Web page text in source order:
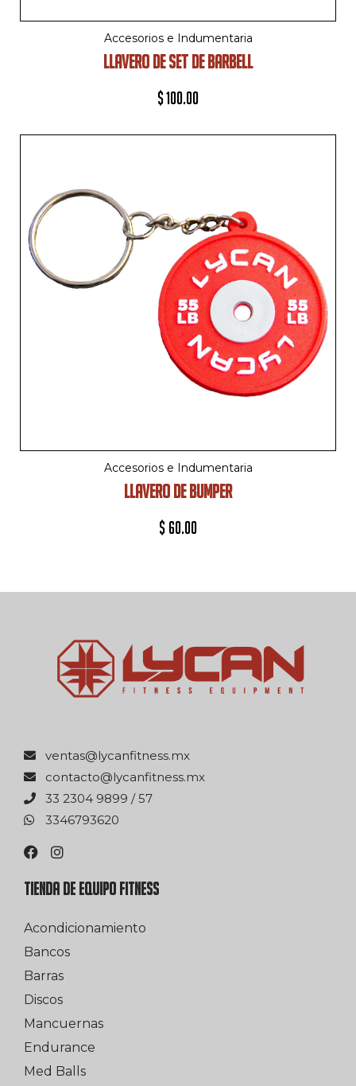
Accesorios e Indumentaria
LLAVERO DE SET DE BARBELL
$100.00
Accesorios e Indumentaria
LLAVERO DE BUMPER
$ 60.00
xm.ssentifnacyl@satnev
xm.ssentifnacyl@otcatnoc
75 / 9989 4032 33
0263976433
TIENDA DE EQUIPO FITNESS
Acondicionamiento
Bancos
Barras
Discos
Mancuernas
Endurance
Med Balls